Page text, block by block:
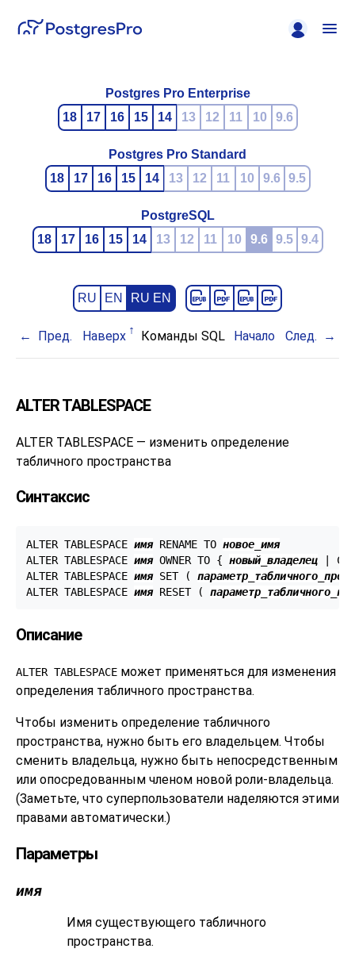
Postgres Pro Enterprise
18
17 16 15 14 13 12 11 10 9.6
Postgres Pro Standard
18
17 16 15 14 13 12 11 10 9.6 9.5
PostgreSQL
18
17 16 15 14 13 12 11 10 9.6 9.5 9.4
RU EN RU EN
Пред. Наверх Команды SQL Начало След.
ALTER TABLESPACE
ALTER TABLESPACE — изменить определение
табличного пространства
Синтаксис
ALTER TABLESPACE имя RENAME TO новое_имя
ALTER TABLESPACE имя OWNER TO { новый_владелец |
ALTER TABLESPACE имя SET (
ALTER TABLESPACE имя RESET (
Описание
ALTER TABLESPACE может применяться для изменения
определения табличного пространства.
Чтобы изменить определение табличного
пространства, нужно быть его владельцем. Чтобы
сменить владельца, нужно быть непосредственным
или опосредованным членом новой роли-владельца.
(Заметьте, что суперпользователи наделяются этими
правами автоматически.)
Параметры
имя
Имя существующего табличного
пространства.